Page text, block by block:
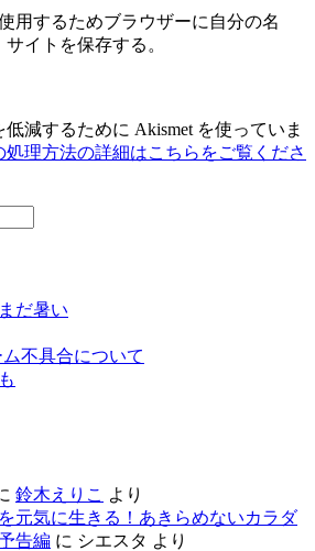
用するためブラウザーに自分の名
イトを保存する。
減するために Akismet を使っていま
処理方法の詳細はこちらをご覧くださ
だ暑い
不具合について
鈴木えりこ より
元気に生きる！あきらめないカラダ
告編 に シエスタ より